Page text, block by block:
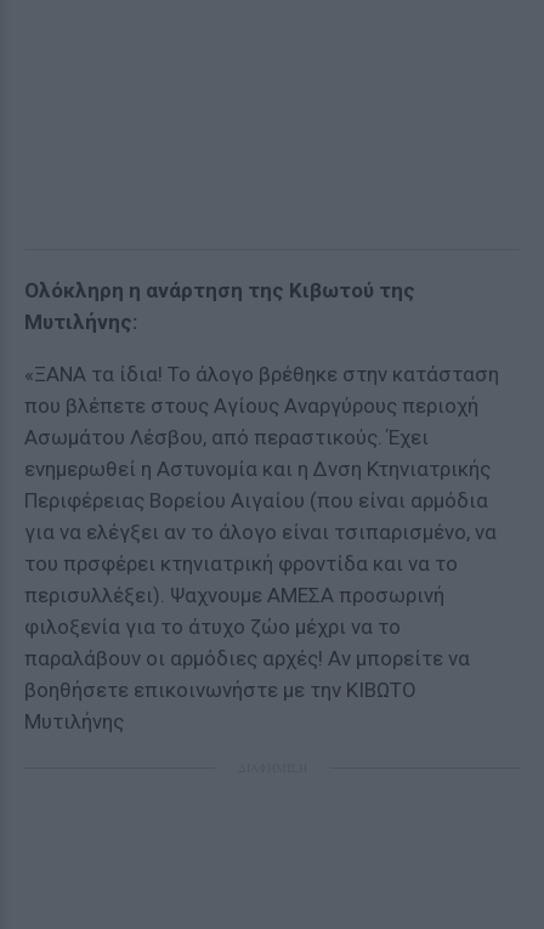
Ολόκληρη η ανάρτηση της Κιβωτού της
Μυτιλήνης:
«ΞΑΝΑ τα ίδια! Το άλογο βρέθηκε στην κατάσταση
που βλέπετε στους Αγίους Αναργύρους περιοχή
Ασωμάτου Λέσβου, από περαστικούς. Έχει
ενημερωθεί η Αστυνομία και η Δνση Κτηνιατρικής
Περιφέρειας Βορείου Αιγαίου (που είναι αρμόδια
για να ελέγξει αν το άλογο είναι τσιπαρισμένο, να
του πρσφέρει κτηνιατρική φροντίδα και να το
περισυλλέξει). Ψαχνουμε ΑΜΕΣΑ προσωρινή
φιλοξενία για το άτυχο ζώο μέχρι να το
παραλάβουν οι αρμόδιες αρχές! Αν μπορείτε να
βοηθήσετε επικοινωνήστε με την ΚΙΒΩΤΟ
Μυτιλήνης